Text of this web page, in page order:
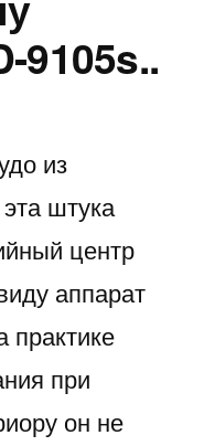
9105s..
из
штука
центр
аппарат
практике
при
он не